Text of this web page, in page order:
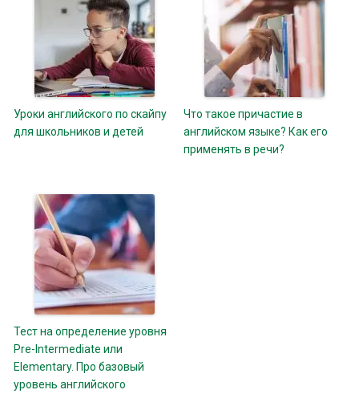
Уроки английского по скайпу
для школьников и детей
Что такое причастие в
английском языке? Как его
применять в речи?
Тест на определение уровня
Pre-Intermediate или
Elementary. Про базовый
уровень английского